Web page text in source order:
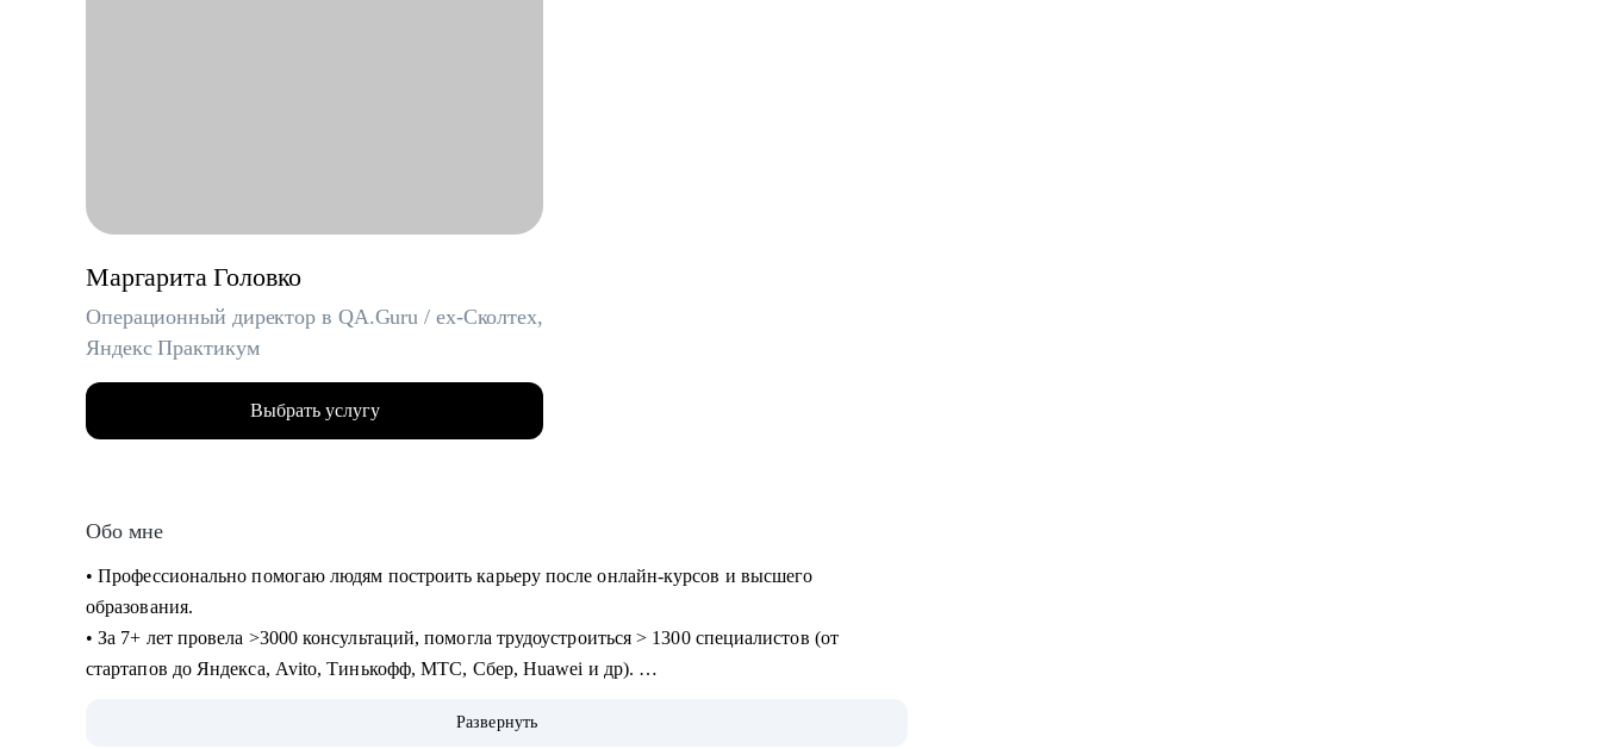
Маргарита Головко
Операционный директор в QA.Guru / ex-Сколтех,
Яндекс Практикум
Выбрать услугу
Обо мне
• Профессионально помогаю людям построить карьеру после онлайн-курсов и высшего
образования.
• За 7+ лет провела >3000 консультаций, помогла трудоустроиться > 1300 специалистов (от
стартапов до Яндекса, Avito, Тинькофф, МТС, Сбер, Huawei и др).
специалистов и Middle & C-level менеджеров (IT, Digital, Консалтинг, Производство).
Развернуть